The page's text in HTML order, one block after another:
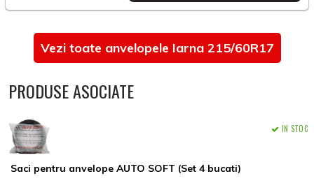
Vezi toate anvelopele Iarna 215/60R17
PRODUSE ASOCIATE
Saci pentru anvelope AUTO SOFT (Set 4 bucati)
IN STOC